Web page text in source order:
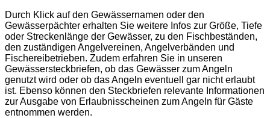
Durch Klick auf den Gewässernamen oder den
Gewässerpächter erhalten Sie weitere Infos zur Größe, Tiefe
oder Streckenlänge der Gewässer, zu den Fischbeständen,
den zuständigen Angelvereinen, Angelverbänden und
Fischereibetrieben. Zudem erfahren Sie in unseren
Gewässersteckbriefen, ob das Gewässer zum Angeln
genutzt wird oder ob das Angeln eventuell gar nicht erlaubt
ist. Ebenso können den Steckbriefen relevante Informationen
zur Ausgabe von Erlaubnisscheinen zum Angeln für Gäste
entnommen werden.